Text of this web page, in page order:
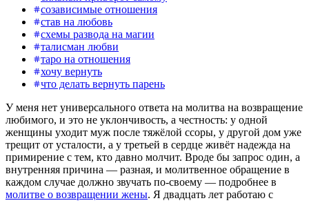
созависимые отношения
став на любовь
схемы развода на магии
талисман любви
таро на отношения
хочу вернуть
что делать вернуть парень
У меня нет универсального ответа на молитва на возвращение
любимого, и это не уклончивость, а честность: у одной
женщины уходит муж после тяжёлой ссоры, у другой дом уже
трещит от усталости, а у третьей в сердце живёт надежда на
примирение с тем, кто давно молчит. Вроде бы запрос один, а
внутренняя причина — разная, и молитвенное обращение в
каждом случае должно звучать по-своему — подробнее в
молитве о возвращении жены. Я двадцать лет работаю с